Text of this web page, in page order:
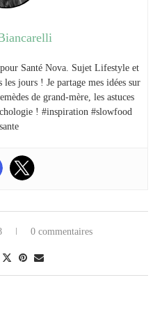
Santé Nova. Sujet Lifestyle et
jours ! Je partage mes idées sur
de grand-mère, les astuces
! #inspiration #slowfood
0 commentaires